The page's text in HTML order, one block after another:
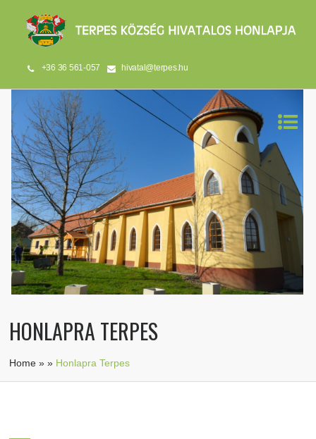
+36 36 561-057 hivatal@terpes.hu
HONLAPRA TERPES
Home »» Honlapra Terpes